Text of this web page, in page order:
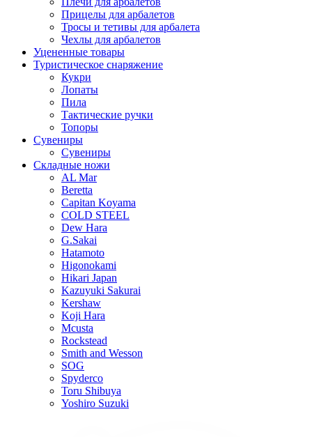
Прицелы для арбалетов
Тросы и тетивы для арбалета
Чехлы для арбалетов
Уцененные товары
Туристическое снаряжение
Кукри
Лопаты
Пила
Тактические ручки
Топоры
Сувениры
Сувениры
Складные ножи
AL Mar
Beretta
Capitan Koyama
COLD STEEL
Dew Hara
G.Sakai
Hatamoto
Higonokami
Hikari Japan
Kazuyuki Sakurai
Kershaw
Koji Hara
Mcusta
Rockstead
Smith and Wesson
SOG
Spyderco
Toru Shibuya
Yoshiro Suzuki